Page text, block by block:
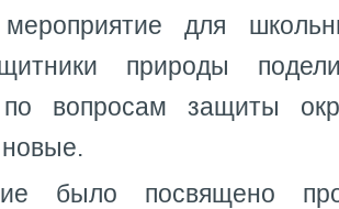
для
природы
по вопросам защиты
было посвящено